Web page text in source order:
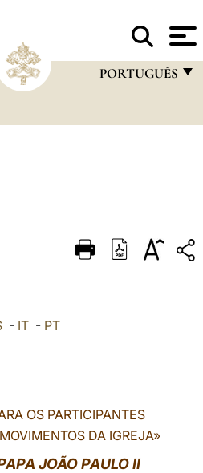
PORTUGUÊS
DEUTSCH
- IT - PT
OS PARTICIPANTES
DA IGREJA»
JOÃO PAULO II